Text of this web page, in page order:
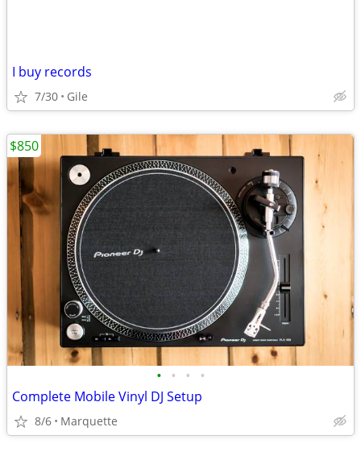
I buy records
7/30 Gile
• • • •
Complete Mobile Vinyl DJ Setup
8/6 Marquette
$850